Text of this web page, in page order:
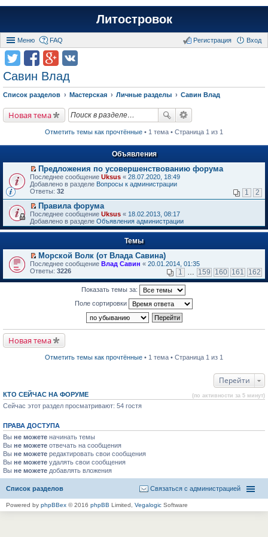
Литостровок
Меню FAQ Вход
Регистрация
Савин Влад
Список разделов Мастерская Личные разделы Савин Влад
Новая тема
Отметить темы как прочтённые • 1 тема • Страница 1 из 1
Объявления
П
е
р
й
т
и
к
п
в
о
м
у
н
т
а
н
о
о
б
н
ю
Предложения по усовершенствованию форума
Последнее сообщение Uksus « 28.07.2020, 18:49
Добавлено в разделе Вопросы к администрации
Ответы: 32 1 2
П
е
р
е
т
и
к
п
р
п
р
о
н
о
м
о
о
щ
е
н
и
ю
Правила форума
Последнее сообщение Uksus « 18.02.2013, 08:17
Добавлено в разделе Объявления администрации
Темы
П
е
е
р
в
о
р
о
ч
а
н
н
о
м
у
с
о
б
щ
е
н
Морской Волк (от Влада Савина)
Последнее сообщение Влад Савин « 20.01.2014, 01:35
Ответы: 3226 1 … 159 160 161 162
Показать темы за:
Поле сортировки
Новая тема
Отметить темы как прочтённые • 1 тема • Страница 1 из 1
Перейти
КТО СЕЙЧАС НА ФОРУМЕ (по активности за 5 минут)
Сейчас этот раздел просматривают: 54 гостя
ПРАВА ДОСТУПА
Вы не можете начинать темы
Вы не можете отвечать на сообщения
Вы не можете редактировать свои сообщения
Вы не можете удалять свои сообщения
Вы не можете добавлять вложения
Список разделов Связаться с администрацией
Powered by phpBBex © 2016 phpBB Limited, Vegalogic Software